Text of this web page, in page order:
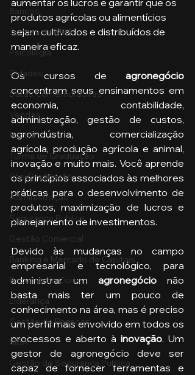
Bancos
Turmas de MBA
Psicologia
Cidades
Datas Comemorativas
Vendas
Pecuária
Turma de Graduação
Pós-Graduação
Administração
Segurança Publica
Gestão Comercial
Banking e Mercado de Capitais
Pecuária de Corte
Liderança
Gestão de Pessoas
MBA
Gestão de Segurança Publica
aumentar os lucros e garantir que os
produtos agrícolas ou alimentícios
sejam cultivados e distribuídos de
maneira eficaz.
Os cursos de agronegócio
concentram seus ensinamentos em
economia, contabilidade,
administração, gestão de custos,
agroindústria, comercialização
agrícola, produção agrícola e animal,
inovação e muito mais. Você aprende
os princípios associados às melhores
práticas para o desenvolvimento de
produtos, maximização de lucros e
planejamento de investimentos.
Devido às mudanças no campo
empresarial e tecnológico, para
administrar um agronegócio não
basta mais ter um pouco de
conhecimento na área, mas é preciso
um perfil mais envolvido em todos os
processos e aberto à inovação. Um
gestor de agronegócio deve ser
capaz de fornecer ferramentas e